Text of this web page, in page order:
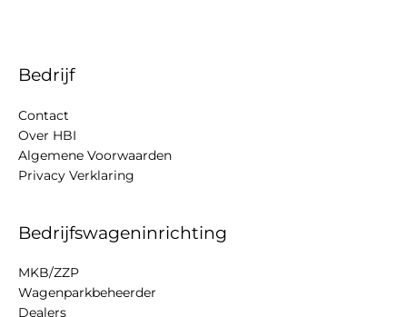
Bedrijf
Contact
Over HBI
Algemene Voorwaarden
Privacy Verklaring
Bedrijfswageninrichting
MKB/ZZP
Wagenparkbeheerder
Dealers